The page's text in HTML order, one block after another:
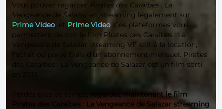
Vous pouvez regarder Pirates des Caraïbes : La
Vengeance de Salazar en streaming légalement sur
Prime Video, et Prime Video. Ces plateformes vous
permettent de voir le film Pirates des Caraïbes : La
Vengeance de Salazar streaming VF soit à la location,
l'achat ou par le biais d'un abonnement mensuel. Pirates
des Caraïbes : La Vengeance de Salazar est un film sorti
regardez maintenant le film
Pirates des Caraïbes : La Vengeance de Salazar streaming